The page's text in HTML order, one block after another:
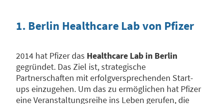
1. Berlin Healthcare Lab von Pfizer
2014 hat Pfizer das Healthcare Lab in Berlin
gegründet. Das Ziel ist, strategische
Partnerschaften mit erfolgversprechenden Start-
ups einzugehen. Um das zu ermöglichen hat Pfizer
eine Veranstaltungsreihe ins Leben gerufen, die